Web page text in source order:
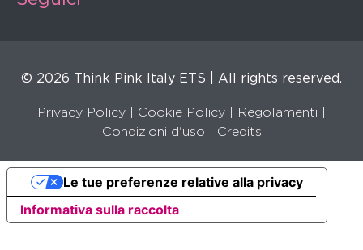
© 2026 Think Pink Italy ETS | All rights reserved.
Privacy Policy | Cookie Policy | Regolamenti |
Condizioni d'uso | Credits
Informativa sulla raccolta
Le tue preferenze relative alla privacy